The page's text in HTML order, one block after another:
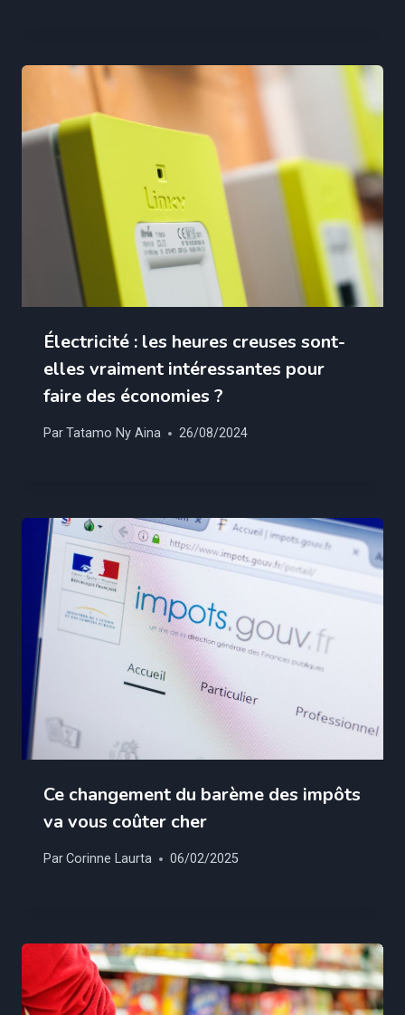
Électricité : les heures creuses sont-
elles vraiment intéressantes pour
faire des économies ?
ParTatamo Ny Aina 26/08/2024
Ce changement du barème des impôts
va vous coûter cher
ParCorinne Laurta 06/02/2025